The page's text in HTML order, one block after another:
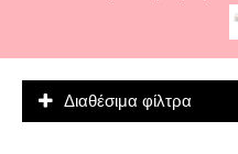
Διαθέσιμα φίλτρα